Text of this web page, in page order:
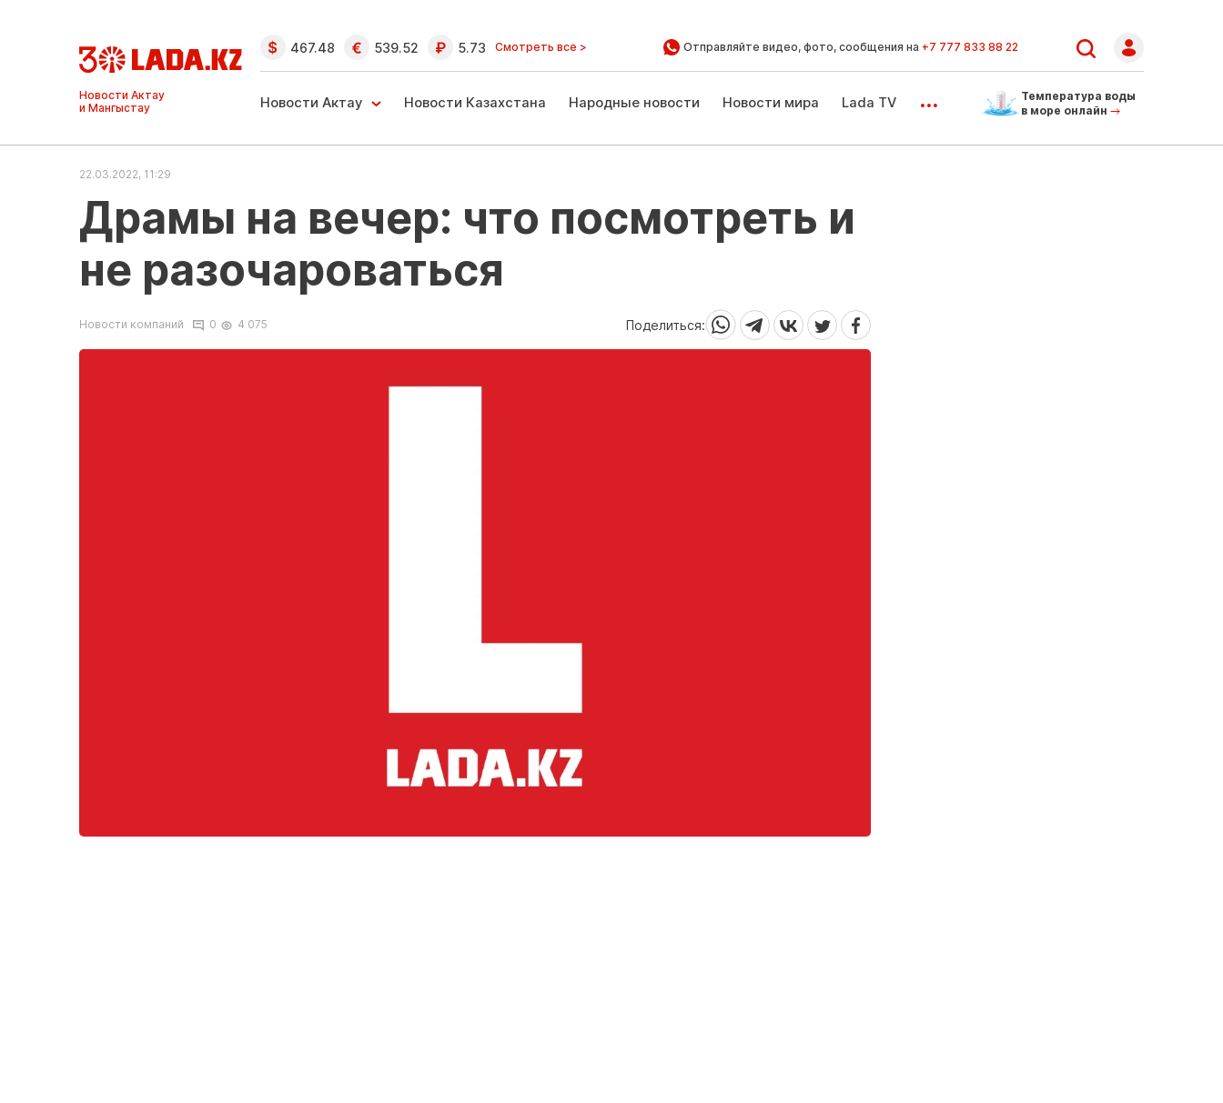
Ақтау және
Манғыстау
жаңалықтары
467.48 539.52 5.73 Смотреть все > Отправляйте видео, фото, сообщения на +7 777 833 88 22
Новости Актау Новости Казахстана Народные новости Новости мира Lada TV ...
Температура воды
в море онлайн
22.03.2022, 11:29
Драмы на вечер: что посмотреть и
не разочароваться
Новости компаний 0 4 075 Поделиться: